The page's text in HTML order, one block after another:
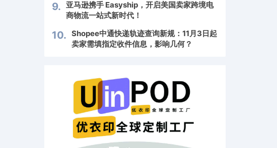
9. 亚马逊携手 Easyship，开启美国卖家跨境电
商物流一站式新时代！
10. Shopee中通快递轨迹查询新规：11月3日起
卖家需填指定收件信息，影响几何？